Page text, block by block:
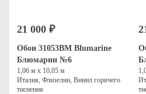
21 000 ₽
Обои 31053BM Blumarine
Блюмарин №6
1,06 м х 10,05 м
Италия, Флизелин, Винил горячего
тиснения